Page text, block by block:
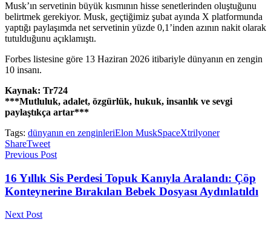
Musk’ın servetinin büyük kısmının hisse senetlerinden oluştuğunu
belirtmek gerekiyor. Musk, geçtiğimiz şubat ayında X platformunda
yaptığı paylaşımda net servetinin yüzde 0,1’inden azının nakit olarak
tutulduğunu açıklamıştı.
Forbes listesine göre 13 Haziran 2026 itibariyle dünyanın en zengin
10 insanı.
Kaynak: Tr724
***Mutluluk, adalet, özgürlük, hukuk, insanlık ve sevgi
paylaştıkça artar***
Tags: dünyanın en zenginleriElon MuskSpaceXtrilyoner
ShareTweet
Previous Post
16 Yıllık Sis Perdesi Topuk Kanıyla Aralandı: Çöp
Konteynerine Bırakılan Bebek Dosyası Aydınlatıldı
Next Post